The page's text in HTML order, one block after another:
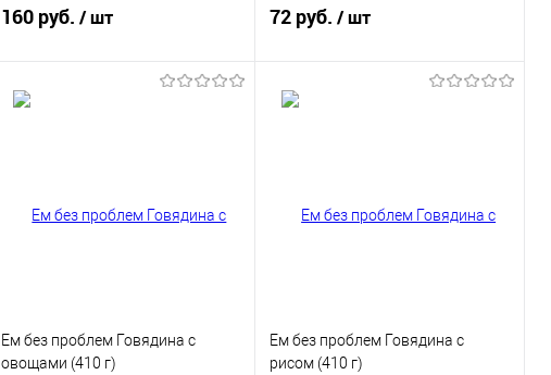
160 руб. / шт 72 руб./ шт
Ем без проблем Говядина с
овощами (410 г)
Ем без проблем Говядина с
рисом (410 г)